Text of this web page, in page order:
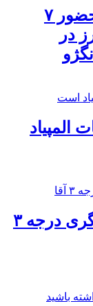
۲ مدال برنز نتیجه حضور ۷
در
المپیاد
کلاس تئوری مربی گری درجه ۳